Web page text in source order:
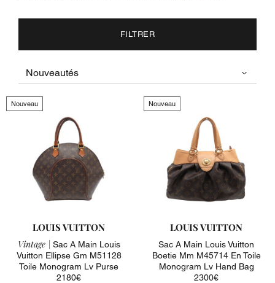
FILTRER
Nouveau
LOUIS VUITTON
Vintage | Sac A Main Louis
Vuitton Ellipse Gm M51128
Toile Monogram Lv Purse
2180€
Nouveau
LOUIS VUITTON
Sac A Main Louis Vuitton
Boetie Mm M45714 En Toile
Monogram Lv Hand Bag
2300€